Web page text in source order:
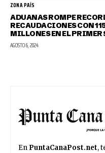
ZONA PAÍS
ADUANAS ROMPE
RECAUDACIONES CON
MILLONES EN EL PRIMER
AGOSTO 6, 2024
En PuntaCanaPost.net,